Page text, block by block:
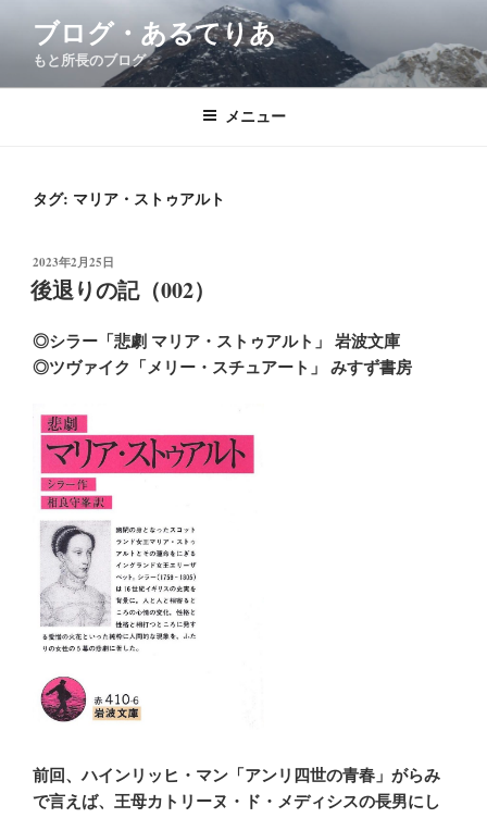
ン
ブログ・あるてりあ
もと所長のブログ
メニュー
タグ: マリア・ストゥアルト
投
稿
日:
2023年2月25日
後退りの記（002）
◎シラー「悲劇 マリア・ストゥアルト」 岩波文庫
◎ツヴァイク「メリー・スチュアート」 みすず書房
前回、ハインリッヒ・マン「アンリ四世の青春」がらみ
で言えば、王母カトリーヌ・ド・メディシスの長男にし